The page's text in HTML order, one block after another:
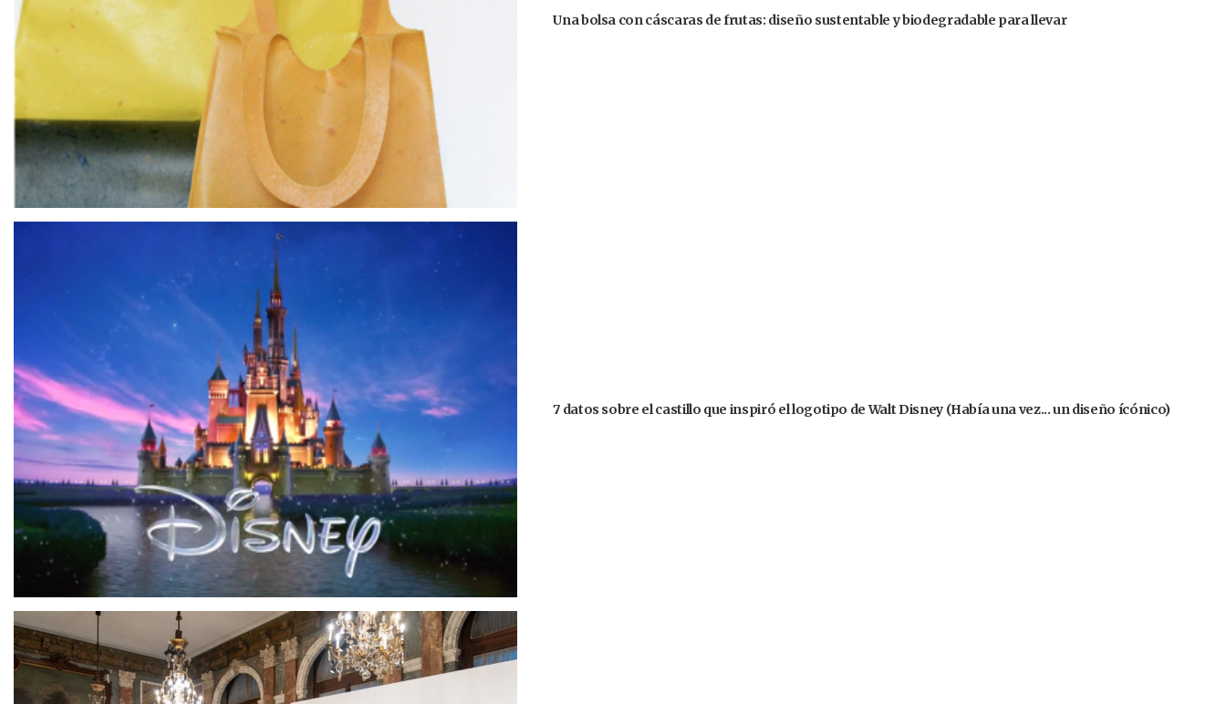
Una bolsa con cáscaras de frutas: diseño sustentable y biodegradable para llevar
7 datos sobre el castillo que inspiró el logotipo de Walt Disney (Había una vez... un diseño ícónico)